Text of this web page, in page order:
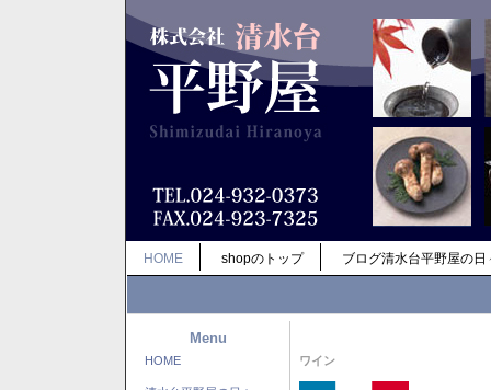
HOME shopのトップ ブログ清水台平野屋の日
Menu
HOME ワイン